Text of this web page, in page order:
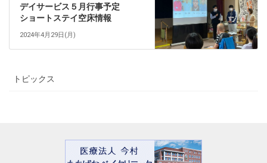
デイサービス５月行事予定
ショートステイ空床情報
2024年4月29日(月)
トピックス